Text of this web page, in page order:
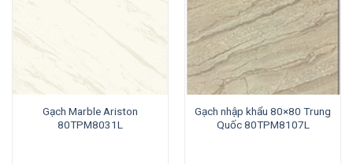
Gạch Marble Ariston
80TPM8031L
Gạch nhập khẩu 80×80 Trung
Quốc 80TPM8107L